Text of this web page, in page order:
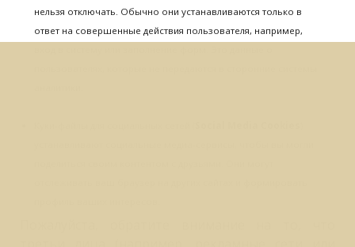
нельзя отключать. Обычно они устанавливаются только в
ответ на совершенные действия пользователя, например,